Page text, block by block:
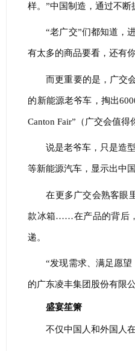
样。”中国制造，通过不
“老广交”们都知道，
有太多的商品要看，还有
而更重要的是，广交
的新能源老爷车，掏出
Canton Fair”（广交会值得
说是老爷车，只是造
等新能源汽车，显示出中
在更多广交会熟客眼
款冰箱……在产品的背后
递。
“发现需求、满足愿
的广东凌丰集团股份有限
盛宴笙箫
不仅中国人和外国人